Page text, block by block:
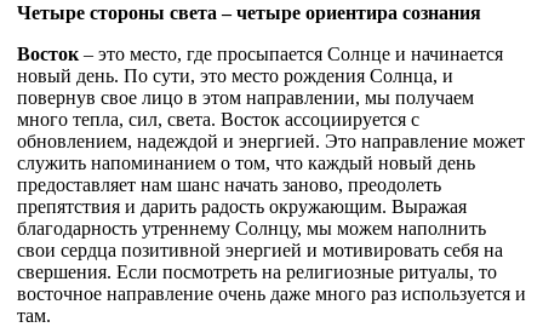
Четыре стороны света – четыре ориентира сознания
Восток – это место, где просыпается Солнце и начинается
новый день. По сути, это место рождения Солнца, и
повернув свое лицо в этом направлении, мы получаем
много тепла, сил, света. Восток ассоциируется с
обновлением, надеждой и энергией. Это направление может
служить напоминанием о том, что каждый новый день
предоставляет нам шанс начать заново, преодолеть
препятствия и дарить радость окружающим. Выражая
благодарность утреннему Солнцу, мы можем наполнить
свои сердца позитивной энергией и мотивировать себя на
свершения. Если посмотреть на религиозные ритуалы, то
восточное направление очень даже много раз используется и
там.